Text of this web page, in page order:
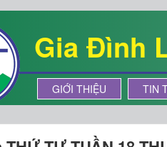
Gia Đình
GIỚI THIỆU TIN